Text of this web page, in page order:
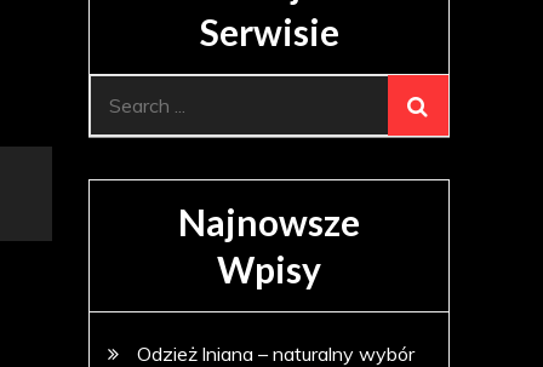
Serwisie
Najnowsze
Wpisy
Odzież lniana – naturalny wybór